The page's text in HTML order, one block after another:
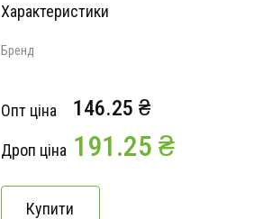
Характеристики
Бренд
Опт ціна 146.25 ₴
Дроп ціна 191.25 ₴
Купити